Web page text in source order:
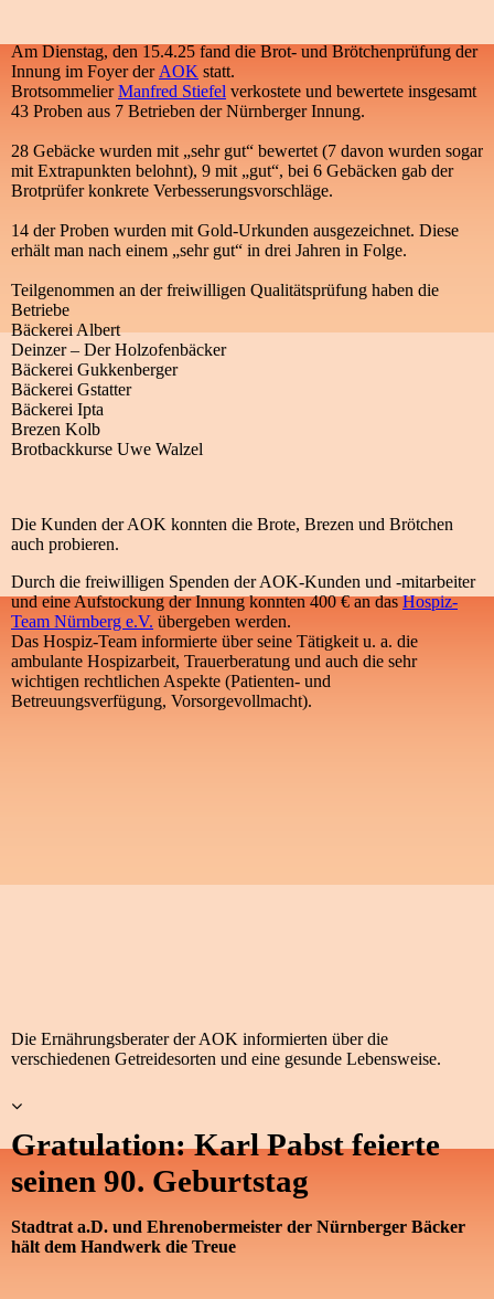
Am Dienstag, den 15.4.25 fand die Brot- und Brötchenprüfung der
Innung im Foyer der AOK statt.
BrotsommelierManfred Stiefel verkostete und bewertete insgesamt
43 Proben aus 7 Betrieben der Nürnberger Innung.
28 Gebäcke wurden mit „sehr gut“ bewertet (7 davon wurden sogar
mit Extrapunkten belohnt), 9 mit „gut“, bei 6 Gebäcken gab der
Brotprüfer konkrete Verbesserungsvorschläge.
14 der Proben wurden mit Gold-Urkunden ausgezeichnet. Diese
erhält man nach einem „sehr gut“ in drei Jahren in Folge.
Teilgenommen an der freiwilligen Qualitätsprüfung haben die
Betriebe
Bäckerei Albert
Deinzer – Der Holzofenbäcker
Bäckerei Gukkenberger
Bäckerei Gstatter
Bäckerei Ipta
Brezen Kolb
Brotbackkurse Uwe Walzel
Die Kunden der AOK konnten die Brote, Brezen und Brötchen
auch probieren.
Durch die freiwilligen Spenden der AOK-Kunden und -mitarbeiter
und eine Aufstockung der Innung konnten 400 € an dasHospiz-
Team Nürnberg e.V. übergeben werden.
Das Hospiz-Team informierte über seine Tätigkeit u. a. die
ambulante Hospizarbeit, Trauerberatung und auch die sehr
wichtigen rechtlichen Aspekte (Patienten- und
Betreuungsverfügung, Vorsorgevollmacht).
Die Ernährungsberater der AOK informierten über die
verschiedenen Getreidesorten und eine gesunde Lebensweise.
Gratulation: Karl Pabst feierte
seinen 90. Geburtstag
Stadtrat a.D. und Ehrenobermeister der Nürnberger Bäcker
hält dem Handwerk die Treue